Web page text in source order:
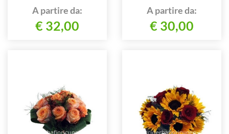
A partire da:
€ 32,00
A partire da:
€ 30,00